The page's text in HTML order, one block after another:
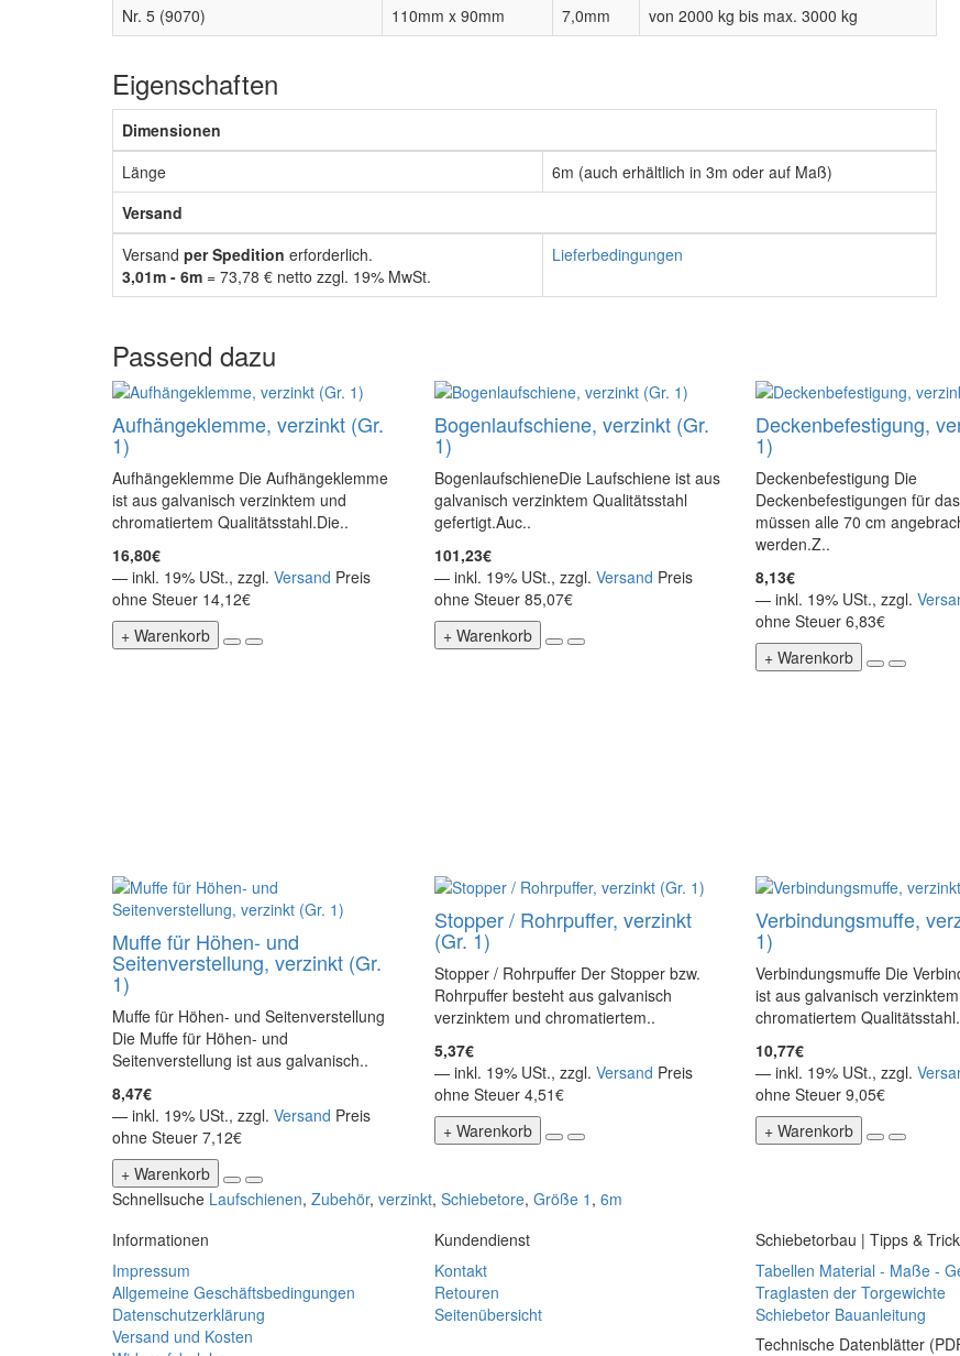
Nr. 5 (9070)
110mm x 90mm 7,0mm von 2000 kg bis max. 3000 kg
Eigenschaften
Dimensionen
Länge
6m (auch erhältlich in 3m oder auf Maß)
Versand
Versand per Spedition erforderlich.
3,01m - 6m = 73,78 € netto zzgl. 19% MwSt.
Lieferbedingungen
Passend dazu
Aufhängeklemme, verzinkt (Gr.
1)
Aufhängeklemme Die Aufhängeklemme
ist aus galvanisch verzinktem und
chromatiertem Qualitätsstahl.Die..
16,80€
— inkl. 19% USt., zzgl. Versand Preis
ohne Steuer 14,12€
+ Warenkorb
Bogenlaufschiene, verzinkt (Gr.
1)
BogenlaufschieneDie Laufschiene ist aus
galvanisch verzinktem Qualitätsstahl
gefertigt.Auc..
101,23€
— inkl. 19% USt., zzgl. Versand Preis
ohne Steuer 85,07€
+ Warenkorb
Deckenbefestigung,
1)
Deckenbefestigung Die
Deckenbefestigungen für
müssen alle 70 cm
werden.Z..
8,13€
— inkl. 19% USt., zzgl.
ohne Steuer 6,83€
+ Warenkorb
Muffe für Höhen- und
Seitenverstellung, verzinkt (Gr.
1)
Muffe für Höhen- und Seitenverstellung
Die Muffe für Höhen- und
Seitenverstellung ist aus galvanisch..
8,47€
— inkl. 19% USt., zzgl. Versand Preis
ohne Steuer 7,12€
+ Warenkorb
Stopper / Rohrpuffer, verzinkt
(Gr. 1)
Stopper / Rohrpuffer Der Stopper bzw.
Rohrpuffer besteht aus galvanisch
verzinktem und chromatiertem..
5,37€
— inkl. 19% USt., zzgl. Versand Preis
ohne Steuer 4,51€
+ Warenkorb
Verbindungsmuffe,
1)
Verbindungsmuffe Die
ist aus galvanisch
chromatiertem
10,77€
— inkl. 19% USt., zzgl.
ohne Steuer 9,05€
+ Warenkorb
Schnellsuche Laufschienen, Zubehör, verzinkt, Schiebetore, Größe 1 , 6m
Informationen
Impressum
Allgemeine Geschäftsbedingungen
Datenschutzerklärung
Versand und Kosten
Kundendienst
Kontakt
Retouren
Seitenübersicht
Schiebetorbau | Tipps &
Tabellen Material - Maße -
Traglasten der Torgewichte
Schiebetor Bauanleitung
Technische Datenblätter